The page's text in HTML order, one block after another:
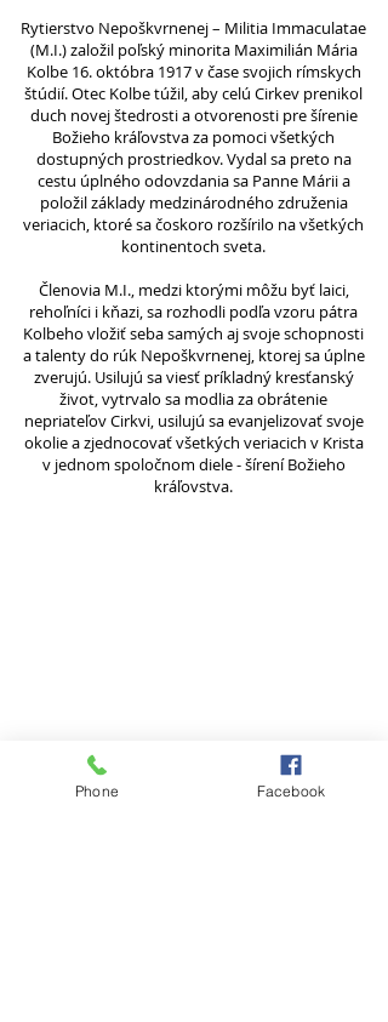
Rytierstvo Nepoškvrnenej – Militia Immaculatae
(M.I.) založil poľský minorita Maximilián Mária
Kolbe 16. októbra 1917 v čase svojich rímskych
štúdií. Otec Kolbe túžil, aby celú Cirkev prenikol
duch novej štedrosti a otvorenosti pre šírenie
Božieho kráľovstva za pomoci všetkých
dostupných prostriedkov. Vydal sa preto na
cestu úplného odovzdania sa Panne Márii a
položil základy medzinárodného združenia
veriacich, ktoré sa čoskoro rozšírilo na všetkých
kontinentoch sveta.
Členovia M.I., medzi ktorými môžu byť laici,
rehoľníci i kňazi, sa rozhodli podľa vzoru pátra
Kolbeho vložiť seba samých aj svoje schopnosti
a talenty do rúk Nepoškvrnenej, ktorej sa úplne
zverujú. Usilujú sa viesť príkladný kresťanský
život, vytrvalo sa modlia za obrátenie
nepriateľov Cirkvi, usilujú sa evanjelizovať svoje
okolie a zjednocovať všetkých veriacich v Krista
v jednom spoločnom diele - šírení Božieho
kráľovstva.
Phone Facebook